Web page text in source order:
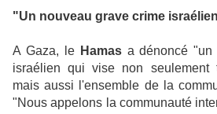
"Un nouveau grave crime
A Gaza, le Hamasa dénoncé "un
israélien qui vise non seulement
mais aussi l'ensemble de la
"Nous appelons la communauté